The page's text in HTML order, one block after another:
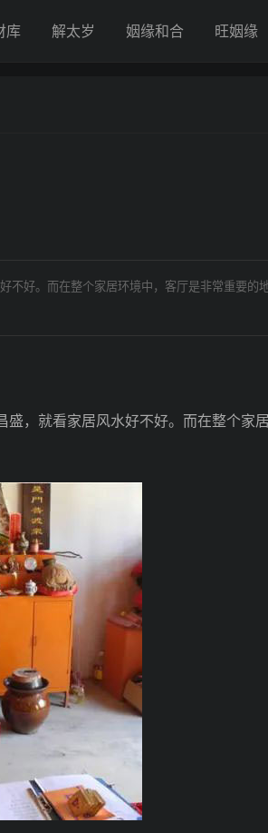
库 解太岁 姻缘和合 旺姻缘
不好。而在整个家居环境中，客厅是非常重要的
，就看家居风水好不好。而在整个家